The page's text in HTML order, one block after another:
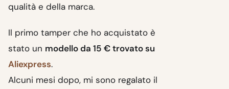
qualità e della marca.
Il primo tamper che ho acquistato è
stato un modello da 15 € trovato su
Aliexpress.
Alcuni mesi dopo, mi sono regalato il